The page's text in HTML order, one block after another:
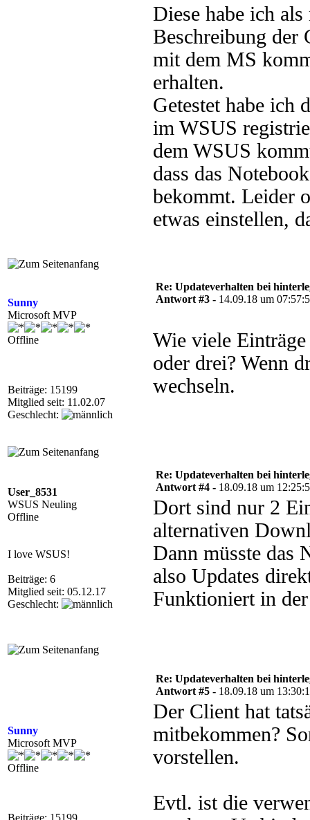
Diese habe ich
Beschreibung der
mit dem MS
erhalten.
Getestet habe ich
im WSUS
dem WSUS
dass das
bekommt. Leider
etwas einstellen,
Sunny
Microsoft MVP
Offline
Beiträge: 15199
Mitglied seit: 11.02.07
Geschlecht:
Re: Updateverhalten bei
Antwort #3 - 14.09.18 um
Wie viele
oder drei? Wenn
wechseln.
User_8531
WSUS Neuling
Offline
I love WSUS!
Beiträge: 6
Mitglied seit: 05.12.17
Geschlecht:
Re: Updateverhalten bei
Antwort #4 - 18.09.18 um
Dort sind nur 2
alternativen
Dann müsste das
also Updates
Funktioniert in
Sunny
Microsoft MVP
Offline
Beiträge: 15199
Re: Updateverhalten bei
Antwort #5 - 18.09.18 um
Der Client hat
mitbekommen?
vorstellen.
Evtl. ist die